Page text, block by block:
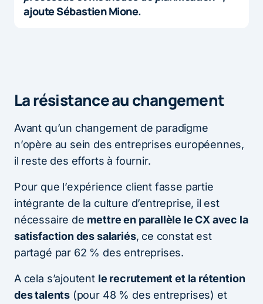
ajoute Sébastien Mione.
La résistance au changement
Avant qu’un changement de paradigme
n’opère au sein des entreprises européennes,
il reste des efforts à fournir.
Pour que l’expérience client fasse partie
intégrante de la culture d’entreprise, il est
nécessaire de mettre en parallèle le CX avec la
satisfaction des salariés, ce constat est
partagé par 62 % des entreprises.
A cela s’ajoutent le recrutement et la rétention
des talents (pour 48 % des entreprises) et